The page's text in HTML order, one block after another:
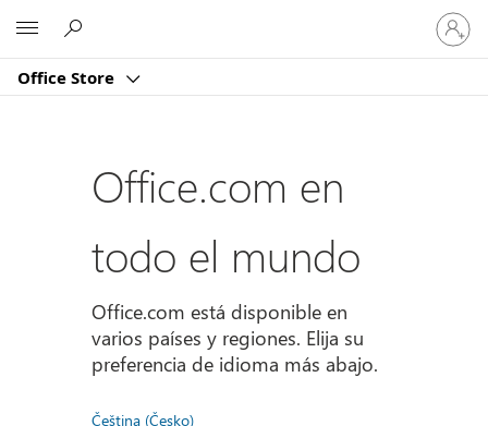
Office Store
Iniciar
sesión
en
cuenta
Office.com en
todo el mundo
Office.com está disponible en
varios países y regiones. Elija su
preferencia de idioma más abajo.
Čeština (Česko)